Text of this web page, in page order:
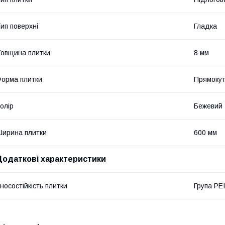
поверхні Гладка
плитки 8 мм
плитки
Бежевий
плитки 600 мм
характеристики
плитки Група